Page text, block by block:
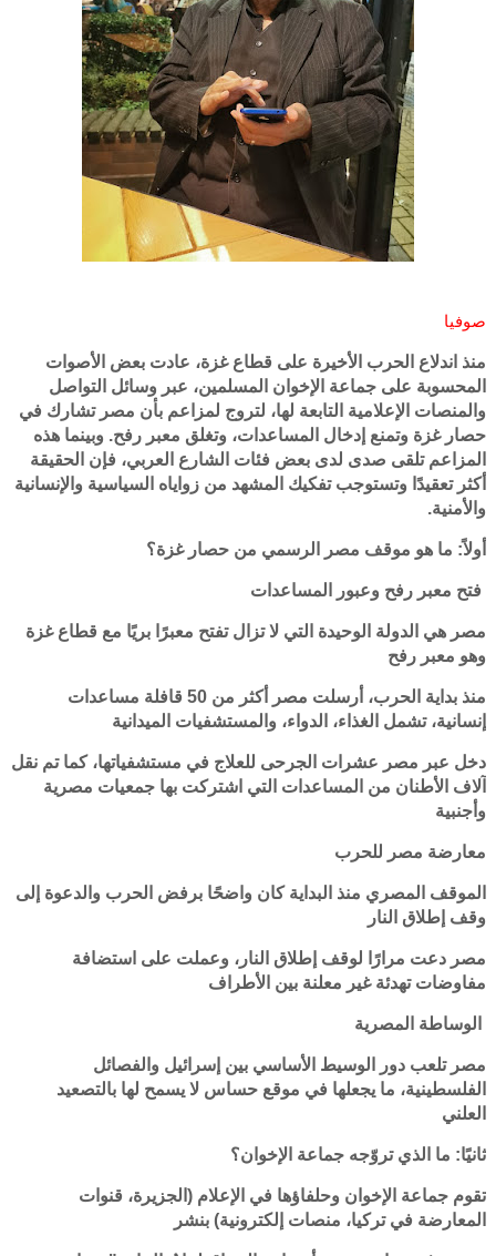
صوفيا
منذ اندلاع الحرب الأخيرة على قطاع غزة، عادت بعض الأصوات
المحسوبة على جماعة الإخوان المسلمين، عبر وسائل التواصل
والمنصات الإعلامية التابعة لها، لتروج لمزاعم بأن مصر تشارك في
حصار غزة وتمنع إدخال المساعدات، وتغلق معبر رفح. وبينما هذه
المزاعم تلقى صدى لدى بعض فئات الشارع العربي، فإن الحقيقة
أكثر تعقيدًا وتستوجب تفكيك المشهد من زواياه السياسية والإنسانية
والأمنية.
أولاً: ما هو موقف مصر الرسمي من حصار غزة؟
فتح معبر رفح وعبور المساعدات
مصر هي الدولة الوحيدة التي لا تزال تفتح معبرًا بريًا مع قطاع غزة
وهو معبر رفح
منذ بداية الحرب، أرسلت مصر أكثر من 50 قافلة مساعدات
إنسانية، تشمل الغذاء، الدواء، والمستشفيات الميدانية
دخل عبر مصر عشرات الجرحى للعلاج في مستشفياتها، كما تم نقل
آلاف الأطنان من المساعدات التي اشتركت بها جمعيات مصرية
وأجنبية
معارضة مصر للحرب
الموقف المصري منذ البداية كان واضحًا برفض الحرب والدعوة إلى
وقف إطلاق النار
مصر دعت مرارًا لوقف إطلاق النار، وعملت على استضافة
مفاوضات تهدئة غير معلنة بين الأطراف
الوساطة المصرية
مصر تلعب دور الوسيط الأساسي بين إسرائيل والفصائل
الفلسطينية، ما يجعلها في موقع حساس لا يسمح لها بالتصعيد
العلني
ثانيًا: ما الذي تروّجه جماعة الإخوان؟
تقوم جماعة الإخوان وحلفاؤها في الإعلام (الجزيرة، قنوات
المعارضة في تركيا، منصات إلكترونية) بنشر